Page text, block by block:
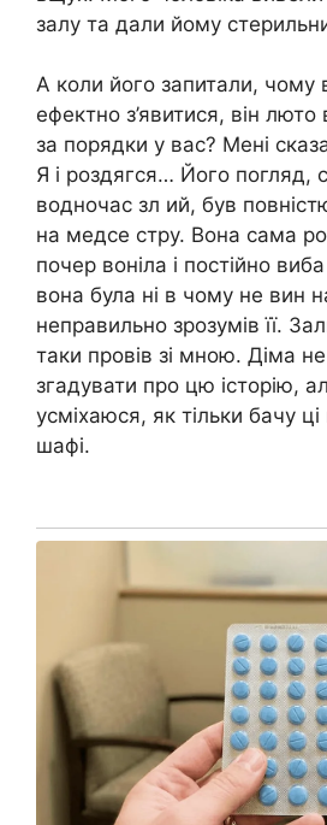
залу та дали йому
А коли його запитали, чому
ефектно з’явитися, він
за порядки у вас? Мені
Я і роздягся… Його погляд,
водночас зл ий, був
на медсе стру. Вона сама
почер воніла і постійно
вона була ні в чому не вин
неправильно зрозумів її.
таки провів зі мною. Діма
згадувати про цю історію,
усміхаюся, як тільки бачу ці
шафі.